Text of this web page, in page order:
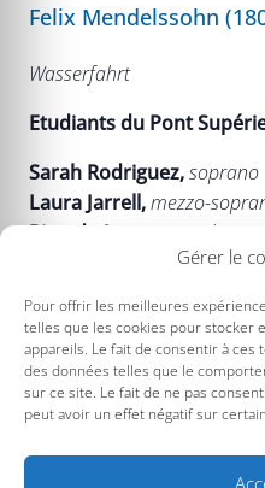
Gérer le
Pour offrir les meilleures
telles que les cookies pour stocker
appareils. Le fait de consentir à
des données telles que le
sur ce site. Le fait de ne pas
peut avoir un effet négatif sur
Felix Mendelssohn
Wasserfahrt
Etudiants du Pont
Sarah Rodriguez,soprano
Laura Jarrell,mezzo-
Ricardo Jasso,
saxophone
piano
PRÉSENTATION
Jeunes artistes en fin de
étudiants du Pont
tout en ondulation, vague
instruments avec des
Bizet, Berlioz, Ropartz,